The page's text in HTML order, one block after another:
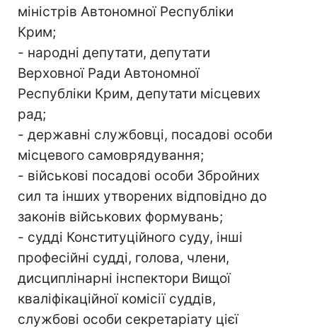
міністрів Автономної Республіки
Крим;
- народні депутати, депутати
Верховної Ради Автономної
Республіки Крим, депутати місцевих
рад;
- державні службовці, посадові особи
місцевого самоврядування;
- військові посадові особи Збройних
сил та інших утворених відповідно до
законів військових формувань;
- судді Конституційного суду, інші
професійні судді, голова, члени,
дисциплінарні інспектори Вищої
кваліфікаційної комісії суддів,
службові особи секретаріату цієї